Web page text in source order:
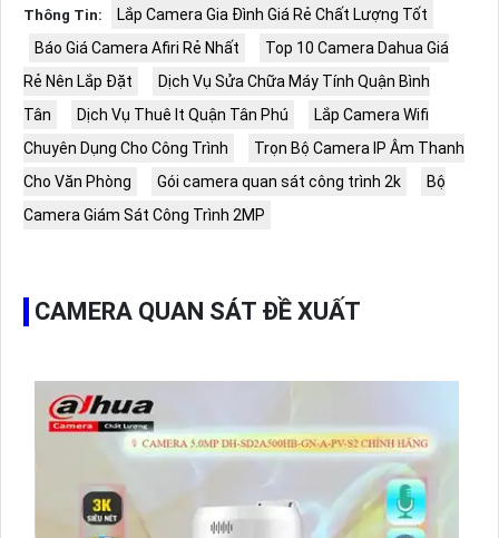
Thông Tin:
Lắp Camera Gia Đình Giá Rẻ Chất Lượng Tốt
Báo Giá Camera Afiri Rẻ Nhất
Top 10 Camera Dahua Giá
Rẻ Nên Lắp Đặt
Dịch Vụ Sửa Chữa Máy Tính Quận Bình
Tân
Dịch Vụ Thuê It Quận Tân Phú
Lắp Camera Wifi
Chuyên Dụng Cho Công Trình
Trọn Bộ Camera IP Âm Thanh
Cho Văn Phòng
Gói camera quan sát công trình 2k
Bộ
Camera Giám Sát Công Trình 2MP
CAMERA QUAN SÁT ĐỀ XUẤT